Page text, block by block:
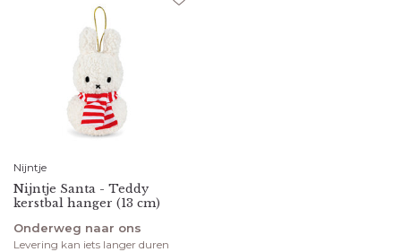
Nijntje
Nijntje Santa - Teddy
kerstbal hanger (13 cm)
Onderweg naar ons
Levering kan iets langer duren